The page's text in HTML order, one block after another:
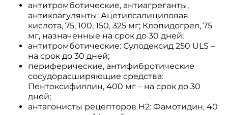
антитромботические, антиагреганты,
антикоагулянты: Ацетилсалициловая
кислота, 75, 100, 150, 325 мг; Клопидогрел, 75
мг, назначенные на срок до 30 дней;
антитромботические: Сулодексид 250 ULS –
на срок до 30 дней;
периферические, антифибротические
сосудорасширяющие средства:
Пентоксифиллин, 400 мг – на срок до 30
дней;
антагонисты рецепторов H2: Фамотидин, 40